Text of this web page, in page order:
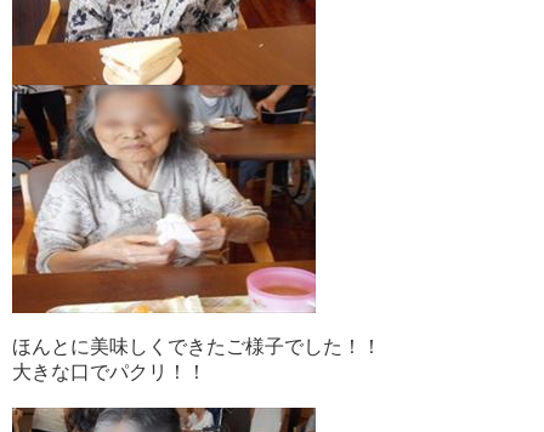
ほんとに美味しくできたご様子でした！！
大きな口でパクリ！！